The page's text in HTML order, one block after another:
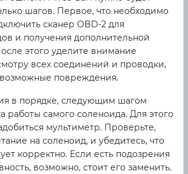
шагов. Первое, что необходимо
сканер OBD-2 для
и получения дополнительной
этого уделите внимание
всех соединений и проводки,
повреждения.
в порядке, следующим шагом
работы самого соленоида. Для этого
мультиметр. Проверьте,
на соленоид, и убедитесь, что
корректно. Если есть подозрения
возможно, стоит его заменить.